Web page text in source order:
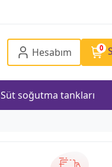
Hesabım 0
Süt soğutma tankları